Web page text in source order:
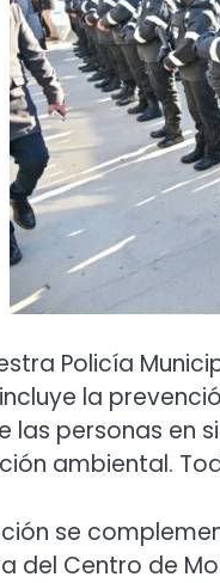
Policía
la
las personas en
ambiental.
se
del Centro de